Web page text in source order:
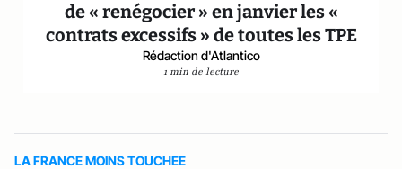
de « renégocier » en janvier les «
contrats excessifs » de toutes les TPE
Rédaction d'Atlantico
1 min de lecture
LA FRANCE MOINS TOUCHEE